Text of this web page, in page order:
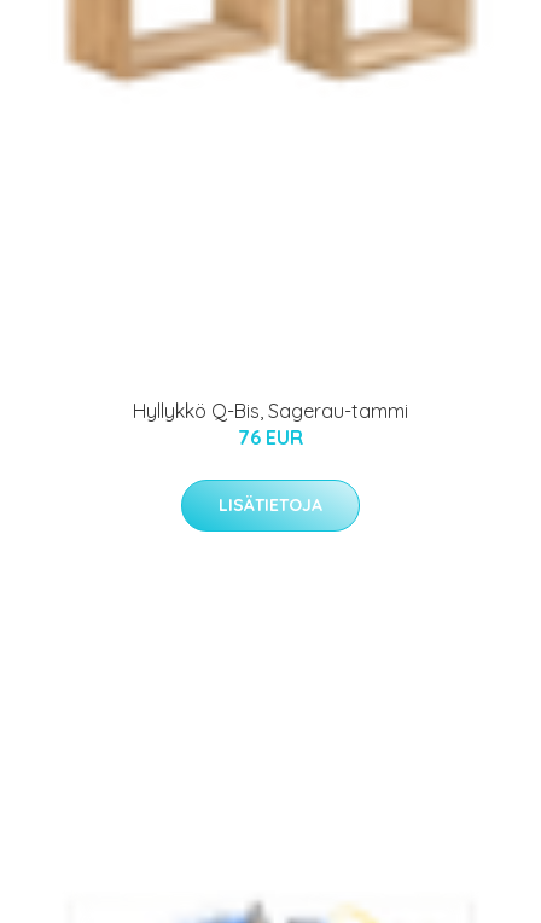
Hyllykkö Q-Bis, Sagerau-tammi
76 EUR
LISÄTIETOJA